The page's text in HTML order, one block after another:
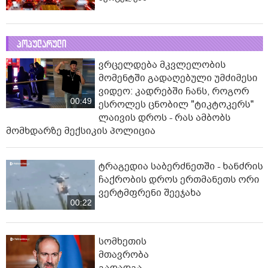
პოპულარული
00:49
ვრცელდება მკვლელობის
მომენტში გადაღებული უმძიმესი
ვიდეო: კადრებში ჩანს, როგორ
ესროლეს ცნობილ "ტიკტოკერს"
ლაივის დროს - რას ამბობს
მომხდარზე მექსიკის პოლიცია
00:22
ტრაგედია საბერძნეთში - ხანძრის
ჩაქრობის დროს ერთმანეთს ორი
ვერტმფრენი შეეჯახა
სომხეთის
მთავრობა